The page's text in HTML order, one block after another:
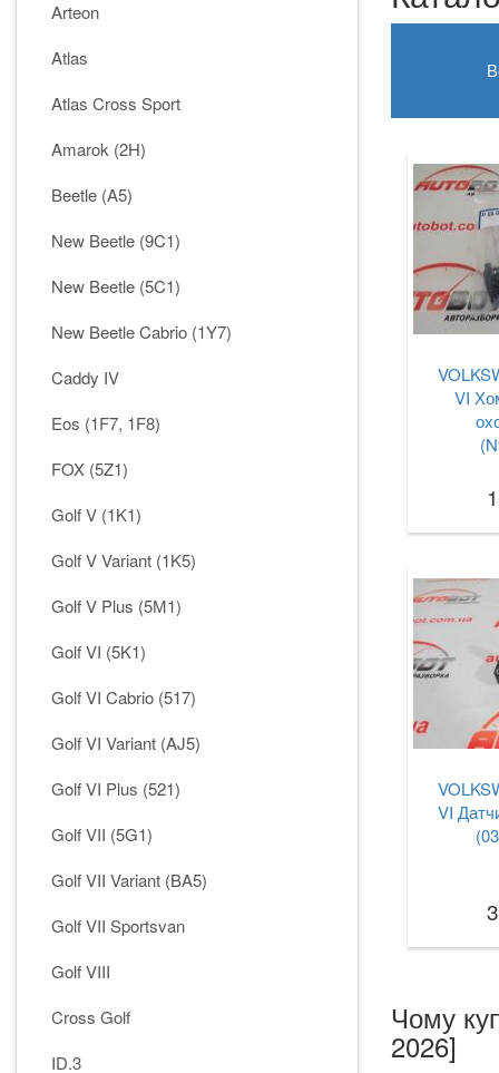
Arteon
Atlas
Atlas Cross Sport
Amarok (2H)
Beetle (A5)
New Beetle (9C1)
New Beetle (5C1)
New Beetle Cabrio (1Y7)
Caddy IV
Eos (1F7, 1F8)
FOX (5Z1)
Golf V (1K1)
Golf V Variant (1K5)
Golf V Plus (5М1)
Golf VI (5K1)
Golf VI Cabrio (517)
Golf VI Variant (AJ5)
Golf VI Plus (521)
Golf VII (5G1)
Golf VII Variant (BA5)
Golf VII Sportsvan
Golf VIII
Cross Golf
ID.3
VI
VI
Чому купити запчастини
2026]